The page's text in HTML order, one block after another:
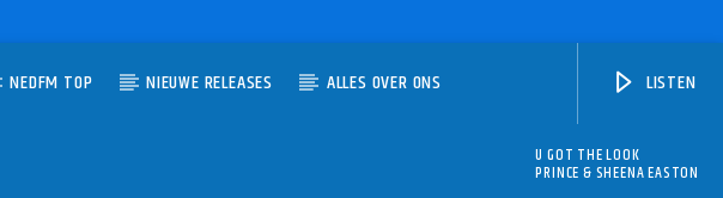
NEDFM TOP NIEUWE RELEASES ALLES OVER ONS LISTEN
U GOT THE LOOK
PRINCE & SHEENA EASTON